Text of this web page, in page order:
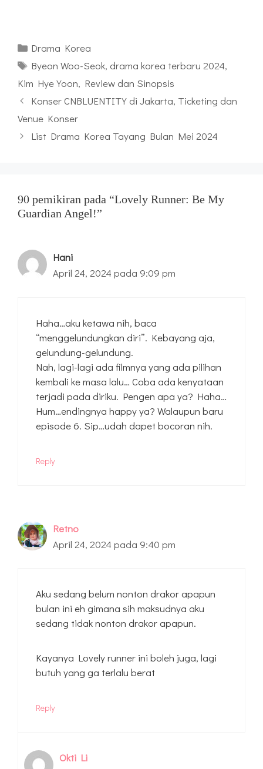
Kategori
Drama Korea
Tag
Byeon Woo-Seok, drama korea terbaru 2024,
Kim Hye Yoon, Review dan Sinopsis
Konser CNBLUENTITY di Jakarta, Ticketing dan
Venue Konser
List Drama Korea Tayang Bulan Mei 2024
90 pemikiran pada “Lovely Runner: Be My
Guardian Angel!”
Hani
April 24, 2024 pada 9:09 pm
Haha…aku ketawa nih, baca
“menggelundungkan diri”. Kebayang aja,
gelundung-gelundung.
Nah, lagi-lagi ada filmnya yang ada pilihan
kembali ke masa lalu… Coba ada kenyataan
terjadi pada diriku. Pengen apa ya? Haha…
Hum…endingnya happy ya? Walaupun baru
episode 6. Sip…udah dapet bocoran nih.
Reply
Retno
April 24, 2024 pada 9:40 pm
Aku sedang belum nonton drakor apapun
bulan ini eh gimana sih maksudnya aku
sedang tidak nonton drakor apapun.
Kayanya Lovely runner ini boleh juga, lagi
butuh yang ga terlalu berat
Reply
Okti Li